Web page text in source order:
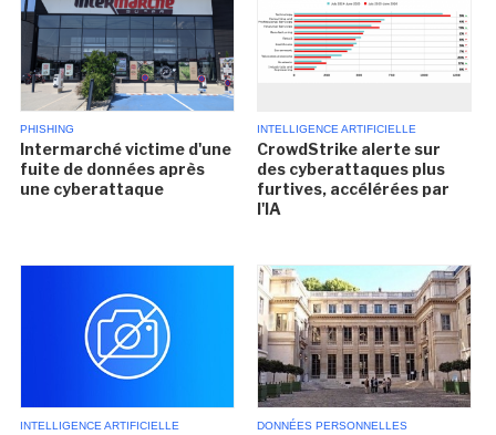
PHISHING
Intermarché victime d'une
fuite de données après
une cyberattaque
INTELLIGENCE ARTIFICIELLE
CrowdStrike alerte sur
des cyberattaques plus
furtives, accélérées par
l'IA
INTELLIGENCE ARTIFICIELLE DONNÉES PERSONNELLES